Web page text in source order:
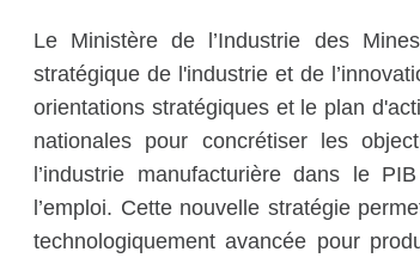
Le Ministère de l’Industrie des
stratégique de l'industrie et de
orientations stratégiques et le plan
nationales pour concrétiser les
l’industrie manufacturière dans le
l’emploi. Cette nouvelle stratégie
technologiquement avancée pour